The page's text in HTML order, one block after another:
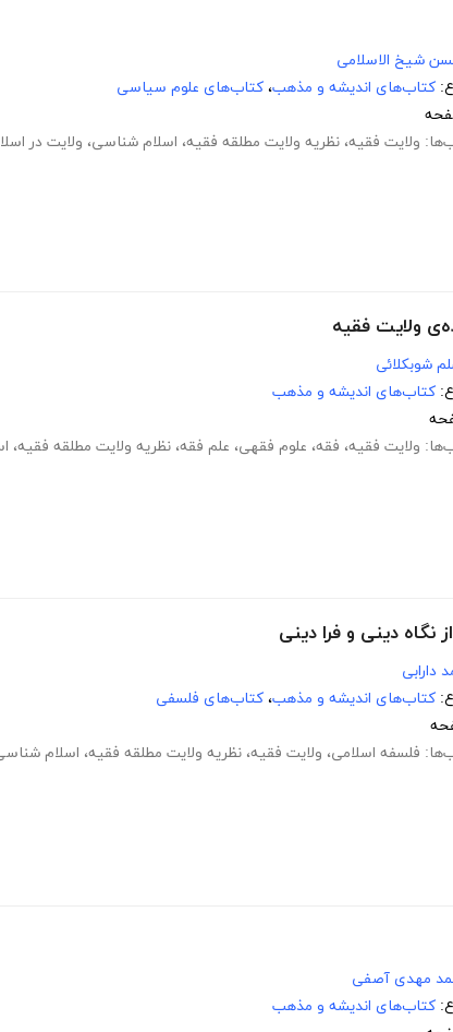
شیخ الاسلامی
کتاب‌های اندیشه و مذهب، کتاب‌های علوم سیاسی
ولایت فقیه، نظریه ولایت مطلقه فقیه، اسلام شناسی، ولایت در
ولایت فقیه
شوبکلائی
کتاب‌های اندیشه و مذهب
ولایت فقیه، فقه، علوم فقهی، علم فقه، نظریه ولایت مطلقه فقیه،
نگاه دینی و فرا دینی
دارابی
کتاب‌های اندیشه و مذهب، کتاب‌های فلسفی
فلسفه اسلامی، ولایت فقیه، نظریه ولایت مطلقه فقیه، اسلام
مهدی آصفی
کتاب‌های اندیشه و مذهب